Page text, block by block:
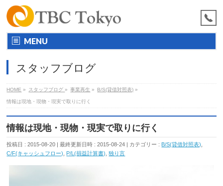
MENU
スタッフブログ
HOME » スタッフブログ» 事業再生 » B/S(貸借対照表) »
情報は現地・現物・現実で取りに行く
情報は現地・現物・現実で取りに行く
投稿日 : 2015-08-20 最終更新日時 : 2015-08-24 カテゴリー : B/S(貸借対照表)
C/F(キャッシュフロー)
P/L(損益計算書) ,独り言